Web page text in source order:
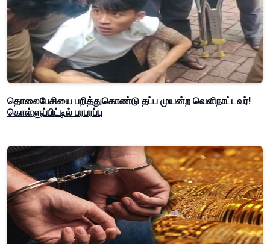
தொலைபேசியை பறித்துகொண்டு தப்ப முயன்ற வெளிநாட்டவர்!
கொள்ளுப்பிட்டில் பரபரப்பு